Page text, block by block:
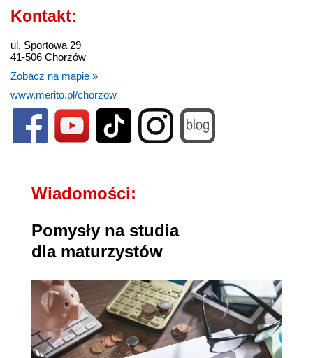
Kontakt:
ul. Sportowa 29
41-506 Chorzów
Zobacz na mapie »
www.merito.pl/chorzow
Wiadomości:
Pomysły na studia
dla maturzystów